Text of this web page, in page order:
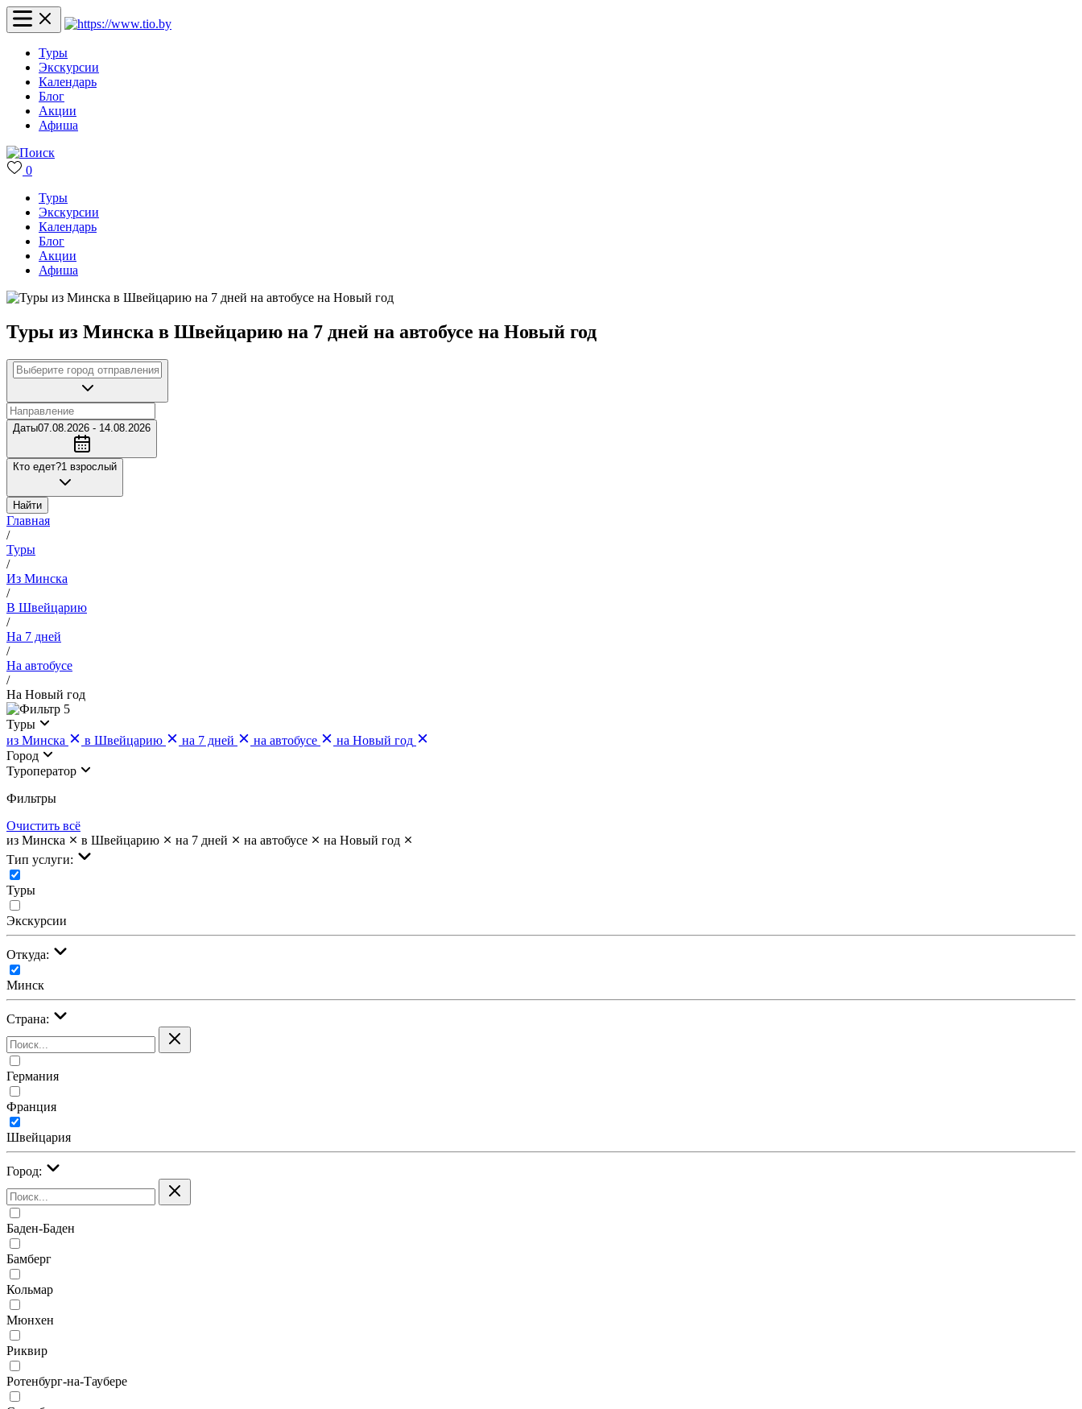
Туры
Экскурсии
Календарь
Блог
Акции
Афиша
0
Туры
Экскурсии
Календарь
Блог
Акции
Афиша
Туры из Минска в Швейцарию на 7 дней на автобусе на Новый год
Даты07.08.2026 - 14.08.2026
Кто едет?1 взрослый
Найти
Главная
/
Туры
/
Из Минска
/
В Швейцарию
/
На 7 дней
/
На автобусе
/
На Новый год
5
Туры
из Минска
в Швейцарию на 7 дней на автобусе
на Новый год
Город
Туроператор
Фильтры
Очистить всё
из Минска
в Швейцарию на 7 дней на автобусе
на Новый год
Тип услуги:
Туры
Экскурсии
Откуда:
Минск
Страна:
Германия
Франция
Швейцария
Город:
Баден-Баден
Бамберг
Кольмар
Мюнхен
Риквир
Ротенбург-на-Таубере